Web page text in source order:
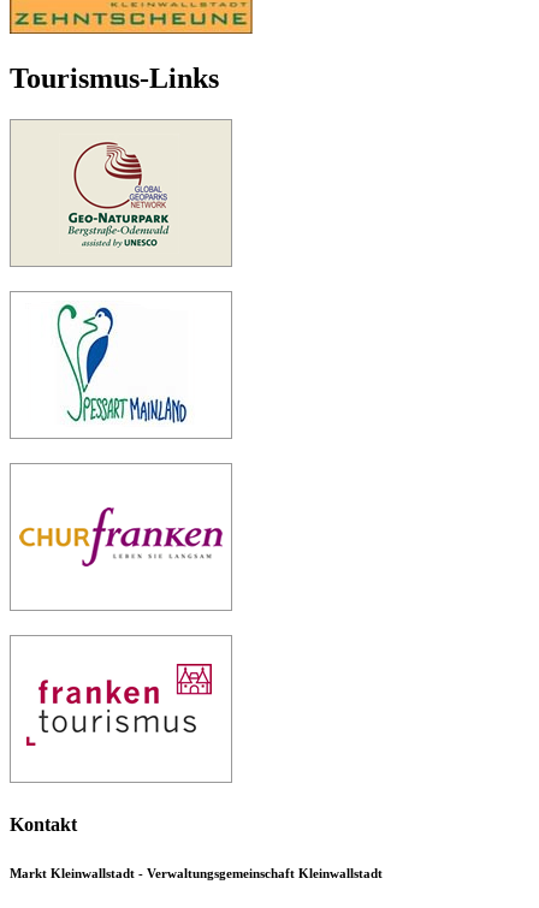
Tourismus-Links
Kontakt
Markt Kleinwallstadt - Verwaltungsgemeinschaft Kleinwallstadt